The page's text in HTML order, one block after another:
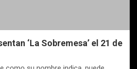
‘La Sobremesa’ el 21 de